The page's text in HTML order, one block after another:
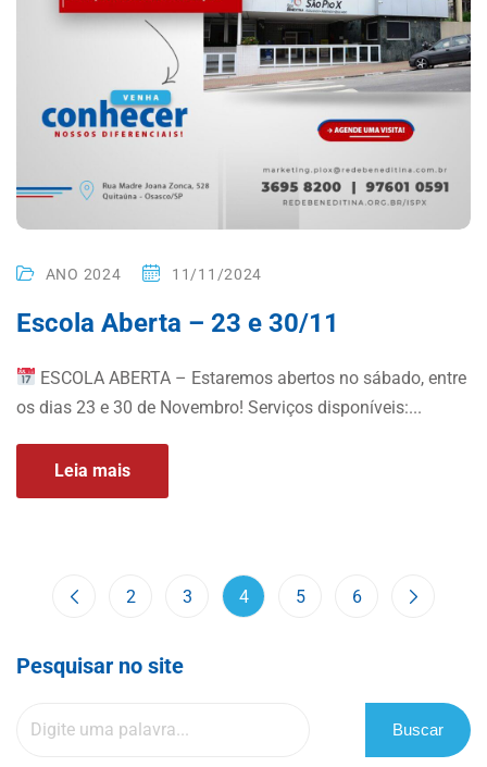
ANO 2024 11/11/2024
Escola Aberta – 23 e 30/11
ESCOLA ABERTA – Estaremos abertos no sábado, entre
os dias 23 e 30 de Novembro! Serviços disponíveis:...
Leia mais
2 3 4 5 6
Pesquisar no site
Buscar